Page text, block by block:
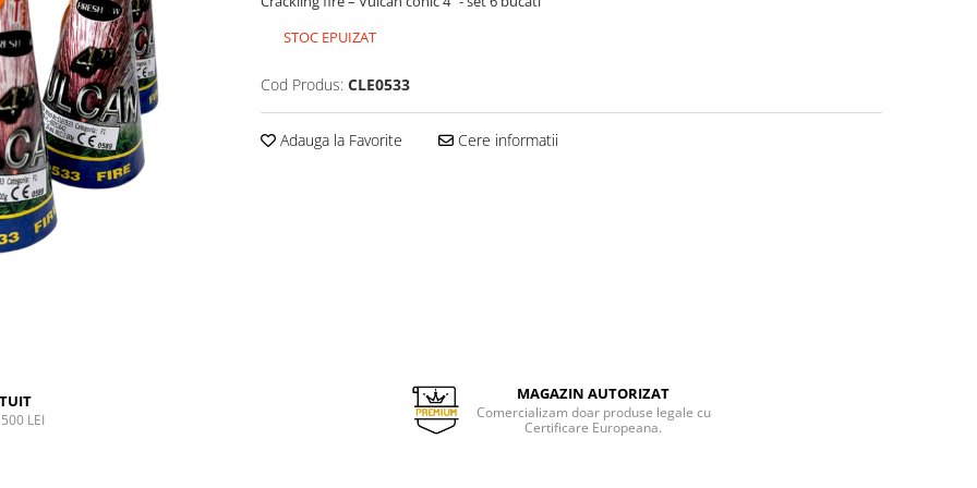
STOC EPUIZAT
Cod Produs: CLE0533
Adauga la Favorite Cere informatii
LEI
MAGAZIN AUTORIZAT
Comercializam doar produse legale cu
Certificare Europeana.